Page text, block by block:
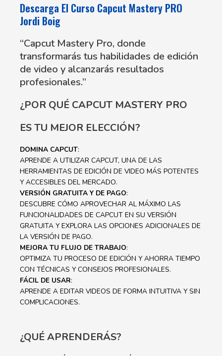
Descarga El Curso Capcut Mastery PRO
Jordi Boig
“Capcut Mastery Pro, donde
transformarás tus habilidades de edición
de video y alcanzarás resultados
profesionales.”
¿POR QUÉ CAPCUT MASTERY PRO
ES TU MEJOR ELECCIÓN?
DOMINA CAPCUT:
APRENDE A UTILIZAR CAPCUT, UNA DE LAS
HERRAMIENTAS DE EDICIÓN DE VIDEO MÁS POTENTES
Y ACCESIBLES DEL MERCADO.
VERSIÓN GRATUITA Y DE PAGO:
DESCUBRE CÓMO APROVECHAR AL MÁXIMO LAS
FUNCIONALIDADES DE CAPCUT EN SU VERSIÓN
GRATUITA Y EXPLORA LAS OPCIONES ADICIONALES DE
LA VERSIÓN DE PAGO.
MEJORA TU FLUJO DE TRABAJO:
OPTIMIZA TU PROCESO DE EDICIÓN Y AHORRA TIEMPO
CON TÉCNICAS Y CONSEJOS PROFESIONALES.
FÁCIL DE USAR:
APRENDE A EDITAR VIDEOS DE FORMA INTUITIVA Y SIN
COMPLICACIONES.
¿QUÉ APRENDERÁS?